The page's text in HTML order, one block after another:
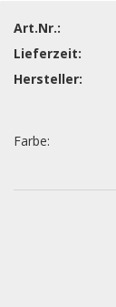
Art.Nr.:
Lieferzeit:
Hersteller:
Farbe: